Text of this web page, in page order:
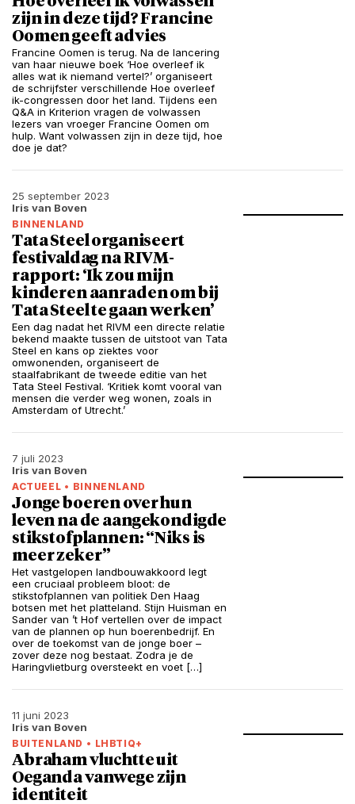
zijn in deze tijd? Francine
Oomen geeft advies
Francine Oomen is terug. Na de lancering
van haar nieuwe boek ‘Hoe overleef ik
alles wat ik niemand vertel?’ organiseert
de schrijfster verschillende Hoe overleef
ik-congressen door het land. Tijdens een
Q&A in Kriterion vragen de volwassen
lezers van vroeger Francine Oomen om
hulp. Want volwassen zijn in deze tijd, hoe
doe je dat?
25 september 2023
Iris van Boven
BINNENLAND
Tata Steel organiseert
festivaldag na RIVM-
rapport: ‘Ik zou mijn
kinderen aanraden om bij
Tata Steel te gaan werken’
Een dag nadat het RIVM een directe relatie
bekend maakte tussen de uitstoot van Tata
Steel en kans op ziektes voor
omwonenden, organiseert de
staalfabrikant de tweede editie van het
Tata Steel Festival. ‘Kritiek komt vooral van
mensen die verder weg wonen, zoals in
Amsterdam of Utrecht.’
7 juli 2023
Iris van Boven
ACTUEEL • BINNENLAND
Jonge boeren over hun
leven na de aangekondigde
stikstofplannen: “Niks is
meer zeker”
Het vastgelopen landbouwakkoord legt
een cruciaal probleem bloot: de
stikstofplannen van politiek Den Haag
botsen met het platteland. Stijn Huisman en
Sander van ’t Hof vertellen over de impact
van de plannen op hun boerenbedrijf. En
over de toekomst van de jonge boer –
zover deze nog bestaat. Zodra je de
Haringvlietburg oversteekt en voet […]
11 juni 2023
Iris van Boven
BUITENLAND • LHBTIQ+
Abraham vluchtte uit
Oeganda vanwege zijn
identiteit